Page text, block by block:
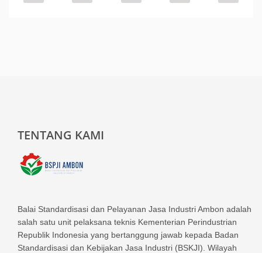
TENTANG KAMI
Balai Standardisasi dan Pelayanan Jasa Industri Ambon adalah
salah satu unit pelaksana teknis Kementerian Perindustrian
Republik Indonesia yang bertanggung jawab kepada Badan
Standardisasi dan Kebijakan Jasa Industri (BSKJI). Wilayah